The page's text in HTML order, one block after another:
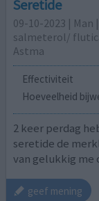
Seretide
09-10-2023 | Man
salmeterol/
Astma
Effectiviteit
Hoeveelheid
2 keer perdag
seretide de
van gelukkig me
geef mening